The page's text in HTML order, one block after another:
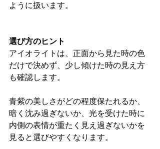
ように扱います。
選び方のヒント
アイオライトは、正面から見た時の色
だけで決めず、少し傾けた時の見え方
も確認します。
青紫の美しさがどの程度保たれるか、
暗く沈み過ぎないか、光を受けた時に
内側の表情が重たく見え過ぎないかを
見ると選びやすくなります。